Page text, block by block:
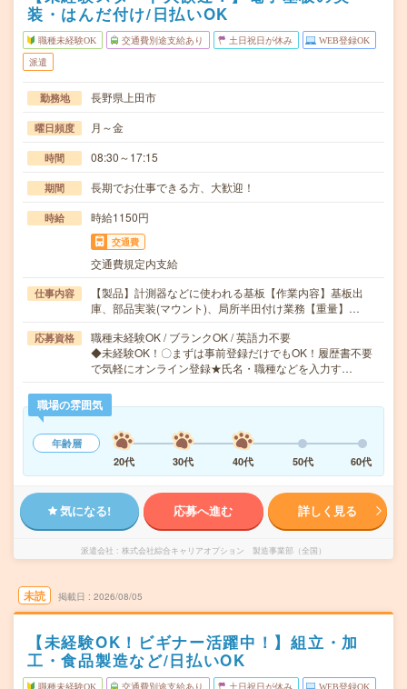
装・はんだ付け/日払いOK
職種未経験OK 交通費別途支給あり 土日祝日が休み WEB登録OK
派遣
勤務地 長野県上田市
曜日頻度 月～金
時間 08:30～17:15
期間 長期でお仕事できる方、大歓迎！
時給 時給1150円
交通費
交通費規定内支給
仕事内容
【製品】計測器などに使われる基板【作業内容】基板出
庫、部品実装(マウント)、局所半田付け業務【重量】…
応募資格
職種未経験OK / ブランクOK / 英語力不要
◆未経験OK！〇まずは事前登録だけでもOK！履歴書不要
で気軽にオンライン登録★氏名・職種などを入力す…
職場の雰囲気
年齢層
20代
30代 40代 50代 60代
気になる! 応募へ進む 詳しく見る
派遣会社 株式会社綜合キャリアオプション 製造事業部（全国）
未読 掲載日 2026/08/05
【未経験OK！ビギナー活躍中！】組立・加
工・食品製造など/日払いOK
職種未経験OK 交通費別途支給あり 土日祝日が休み WEB登録OK